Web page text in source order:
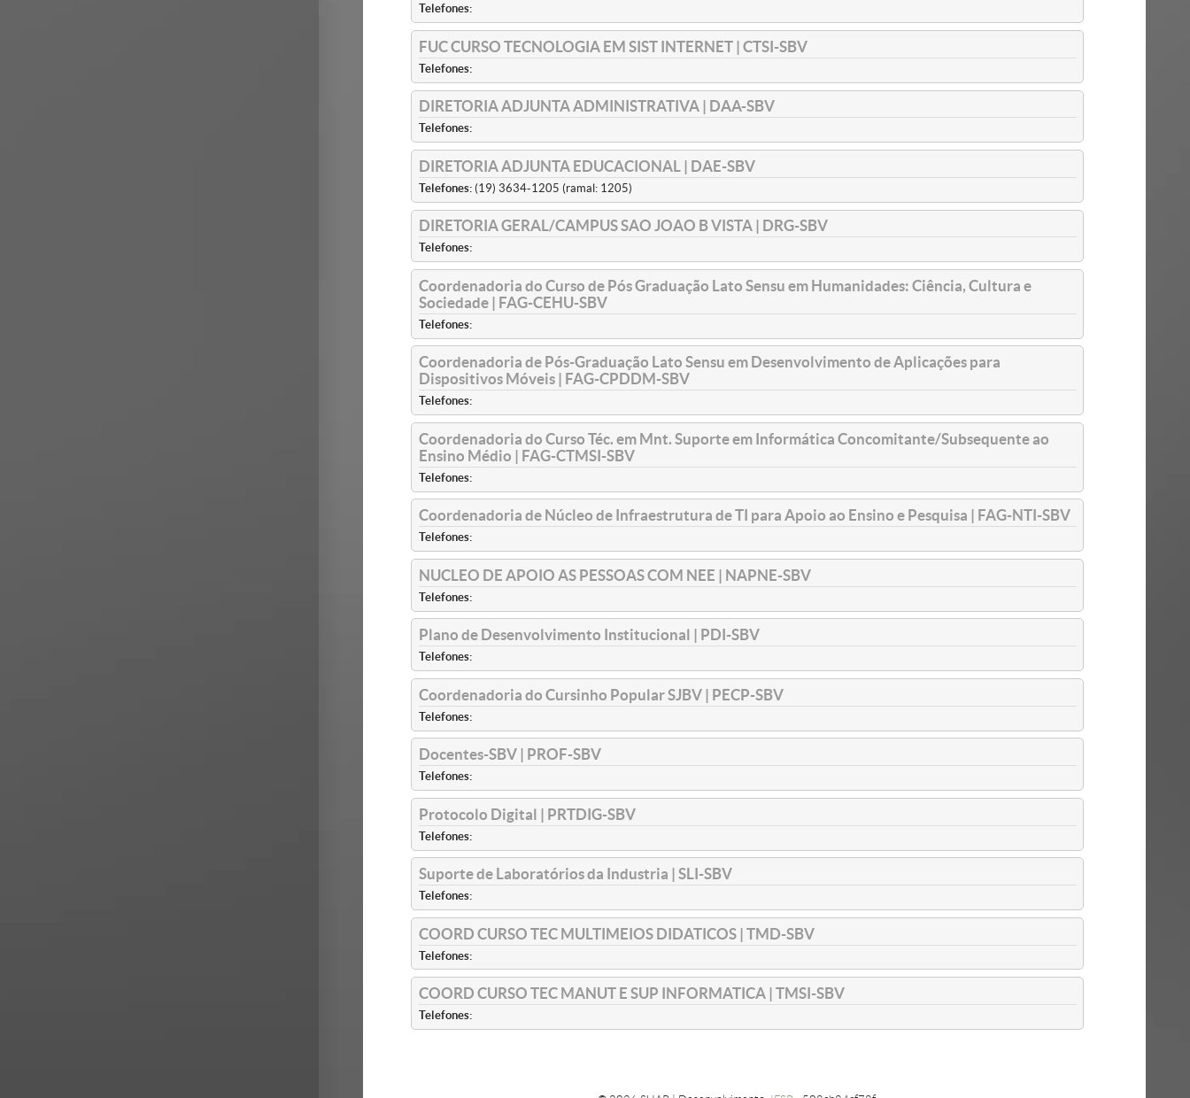
Telefones:
FUC CURSO TECNOLOGIA EM SIST INTERNET | CTSI-SBV
Telefones:
DIRETORIA ADJUNTA ADMINISTRATIVA | DAA-SBV
Telefones:
DIRETORIA ADJUNTA EDUCACIONAL | DAE-SBV
Telefones: (19) 3634-1205 (ramal: 1205)
DIRETORIA GERAL/CAMPUS SAO JOAO B VISTA | DRG-SBV
Telefones:
Coordenadoria do Curso de Pós Graduação Lato Sensu em Humanidades: Ciência, Cultura e
Sociedade | FAG-CEHU-SBV
Telefones:
Coordenadoria de Pós-Graduação Lato Sensu em Desenvolvimento de Aplicações para
Dispositivos Móveis | FAG-CPDDM-SBV
Telefones:
Coordenadoria do Curso Téc. em Mnt. Suporte em Informática Concomitante/Subsequente ao
Ensino Médio | FAG-CTMSI-SBV
Telefones:
Coordenadoria de Núcleo de Infraestrutura de TI para Apoio ao Ensino e Pesquisa | FAG-NTI-SBV
Telefones:
NUCLEO DE APOIO AS PESSOAS COM NEE | NAPNE-SBV
Telefones:
Plano de Desenvolvimento Institucional | PDI-SBV
Telefones:
Coordenadoria do Cursinho Popular SJBV | PECP-SBV
Telefones:
Docentes-SBV | PROF-SBV
Telefones:
Protocolo Digital | PRTDIG-SBV
Telefones:
Suporte de Laboratórios da Industria | SLI-SBV
Telefones:
COORD CURSO TEC MULTIMEIOS DIDATICOS | TMD-SBV
Telefones:
COORD CURSO TEC MANUT E SUP INFORMATICA | TMSI-SBV
Telefones: